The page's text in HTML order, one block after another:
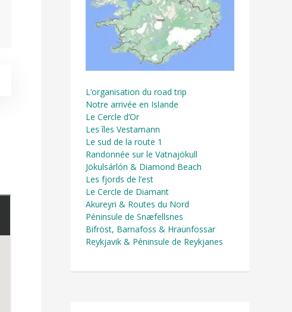
L’organisation du road trip
Notre arrivée en Islande
Le Cercle d’Or
Les îles Vestamann
Le sud de la route 1
Randonnée sur le Vatnajökull
Jökulsárlón & Diamond Beach
Les fjords de l’est
Le Cercle de Diamant
Akureyri & Routes du Nord
Péninsule de Snæfellsnes
Bifröst, Barnafoss & Hraunfossar
Reykjavik & Péninsule de Reykjanes